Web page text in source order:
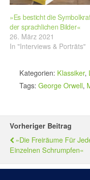
»Es besticht die
der sprachlichen Bilder«
26. März 2021
In "Interviews & Porträts"
Kategorien: Klassiker,
Tags: George Orwell,
Vorheriger Beitrag
»Die Freiräume Für
Einzelnen Schrumpfen«